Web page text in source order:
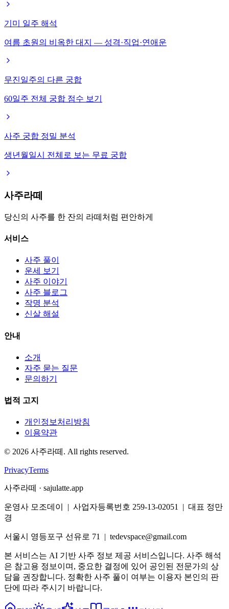
기미 일주 해석
여름 초원의 비옥한 대지 — 성격·직업·연애운
무진일주의 다른 궁합
60일주 전체 궁합 점수 보기
사주 궁합 정밀 분석
생년월일시 전체로 보는 무료 궁합
사주라떼
당신의 사주를 한 잔의 라떼처럼 편안하게
서비스
사주 풀이
운세 보기
사주 이야기
사주 블로그
작명 분석
신살 해설
안내
소개
자주 묻는 질문
문의하기
법적 고지
개인정보처리방침
이용약관
© 2026 사주라떼. All rights reserved.
PrivacyTerms
사주라떼 · sajulatte.app
운영사 모조데이 | 사업자등록번호 259-13-02051 | 대표 정만
경
서울시 영등포구 선유로 71 | tedevspace@gmail.com
본 서비스는 AI 기반 사주 정보 제공 서비스입니다. 사주 해석
은 참고용 정보이며, 중요한 결정에 있어 공인된 전문가의 상
담을 권장합니다. 정확한 사주 풀이 여부는 이용자 본인의 판
단에 따라 주시기 바랍니다.